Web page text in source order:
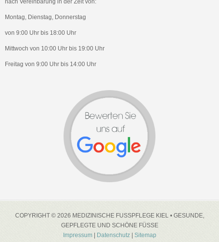
nach Vereinbarung in der Zeit von:
Montag, Dienstag, Donnerstag
von 9:00 Uhr bis 18:00 Uhr
Mittwoch von 10:00 Uhr bis 19:00 Uhr
Freitag von 9:00 Uhr bis 14:00 Uhr
COPYRIGHT © 2026 MEDIZINISCHE FUSSPFLEGE KIEL • GESUNDE, G
EPFLEGTE UND SCHÖNE FÜSSE
Impressum| Datenschutz| Sitemap